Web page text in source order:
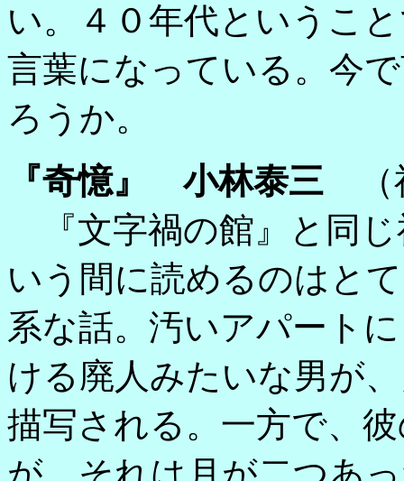
い。４０年代というこ
言葉になっている。今
ろうか。
『奇憶』 小林泰三 （
『文字禍の館』と同じ
いう間に読めるのはと
系な話。汚いアパート
ける廃人みたいな男が
描写される。一方で、